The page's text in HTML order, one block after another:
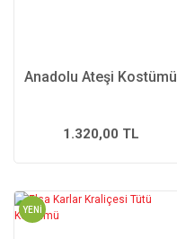
Anadolu Ateşi Kostümü
1.320,00 TL
YENİ